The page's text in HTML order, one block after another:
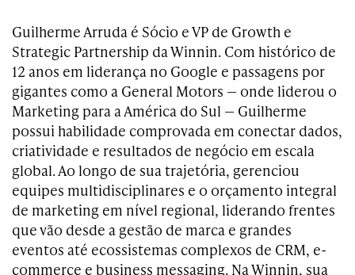
Guilherme Arruda é Sócio e VP de Growth e
Strategic Partnership da Winnin. Com histórico de
12 anos em liderança no Google e passagens por
gigantes como a General Motors — onde liderou o
Marketing para a América do Sul — Guilherme
possui habilidade comprovada em conectar dados,
criatividade e resultados de negócio em escala
global. Ao longo de sua trajetória, gerenciou
equipes multidisciplinares e o orçamento integral
de marketing em nível regional, liderando frentes
que vão desde a gestão de marca e grandes
eventos até ecossistemas complexos de CRM, e-
commerce e business messaging. Na Winnin, sua